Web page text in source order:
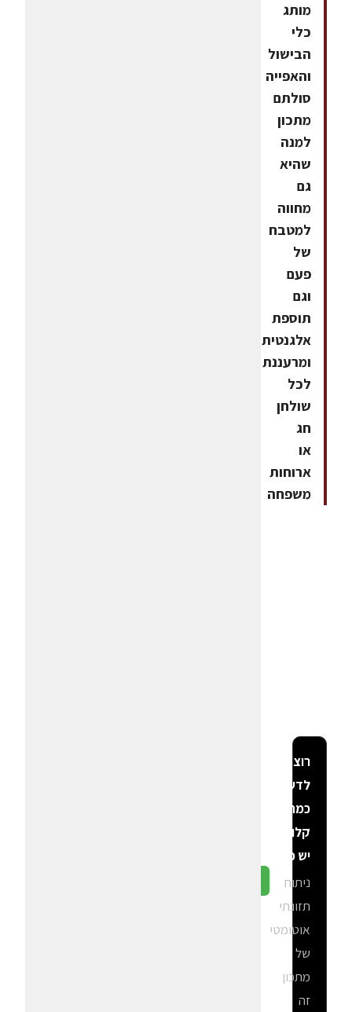
מותג
כלי
הבישול
והאפייה
סולתם
מתכון
למנה
שהיא
גם
מחווה
למטבח
של
פעם
וגם
תוספת
אלגנטית
ומרעננת
לכל
שולחן
חג
או
ארוחות
משפחה
רוצה
לדעת
כמה
קלוריות
יש פה?
ניתוח
תזונתי
אוטומטי
של
מתכון
זה